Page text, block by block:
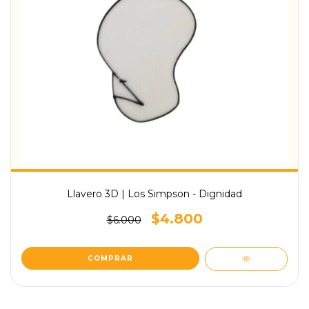
Llavero 3D | Los Simpson - Dignidad
$6.000 $4.800